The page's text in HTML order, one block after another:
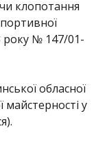
клопотання
року № 147/01-
обласної
у